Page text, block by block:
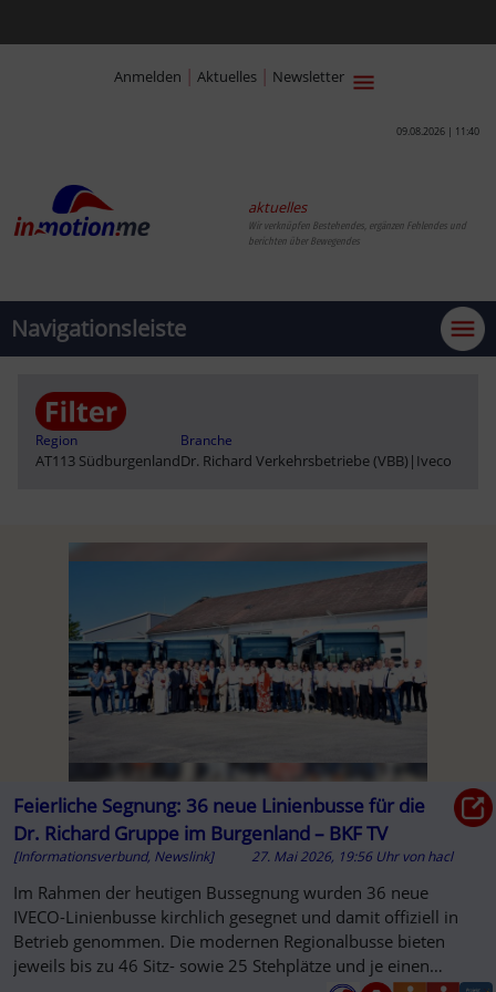
Anmelden | Aktuelles | Newsletter
09.08.2026 | 11:40
aktuelles
Wir verknüpfen Bestehendes, ergänzen Fehlendes und
berichten über Bewegendes
Navigationsleiste
Region
AT113 Südburgenland
Branche
Dr. Richard Verkehrsbetriebe (VBB) | Iveco
Feierliche Segnung: 36 neue Linienbusse für die
Dr. Richard Gruppe im Burgenland – BKF TV
[Informationsverbund, Newslink] 27. Mai 2026, 19:56 Uhr vonhacl
Im Rahmen der heutigen Bussegnung wurden 36 neue
IVECO-Linienbusse kirchlich gesegnet und damit offiziell in
Betrieb genommen. Die modernen Regionalbusse bieten
jeweils bis zu 46 Sitz- sowie 25 Stehplätze und je einen